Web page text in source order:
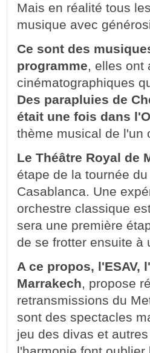
Mais en réalité tous
musique avec
Ce sont des
programme, elles ont
cinématographiques
Des parapluies de
était une fois dans
thème musical de l'un
Le Théâtre Royal de
étape de la tournée
Casablanca. Une
orchestre classique
sera une première
de se frotter ensuite à
A ce propos, l'ESAV,
Marrakech, propose
retransmissions du
sont des spectacles
jeu des divas et